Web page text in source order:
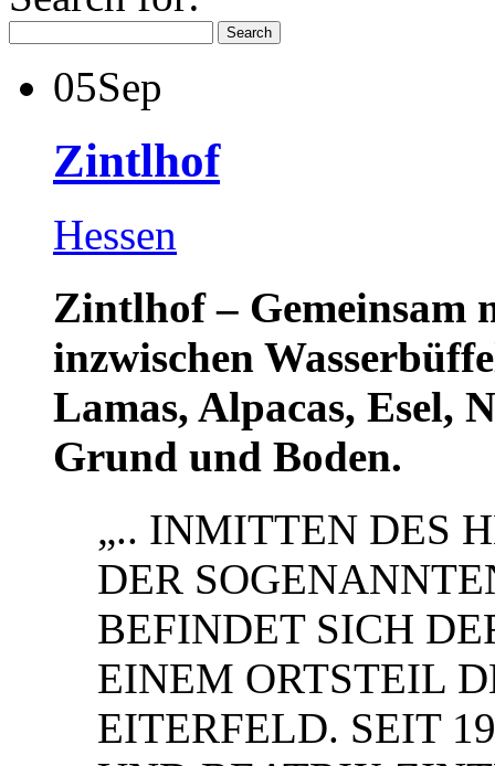
05Sep
Zintlhof
Hessen
Zintlhof – Gemeinsam
inzwischen
Lamas, Alpacas, Esel,
Grund und Boden.
„.. INMITTEN DES
DER
BEFINDET SICH
EINEM ORTSTEIL
EITERFELD. SEIT